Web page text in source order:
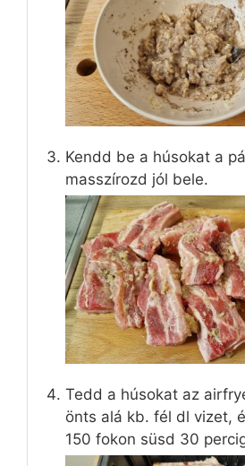
Kendd be a húsokat a
masszírozd jól bele.
Tedd a húsokat az
önts alá kb. fél dl vizet,
150 fokon süsd 30